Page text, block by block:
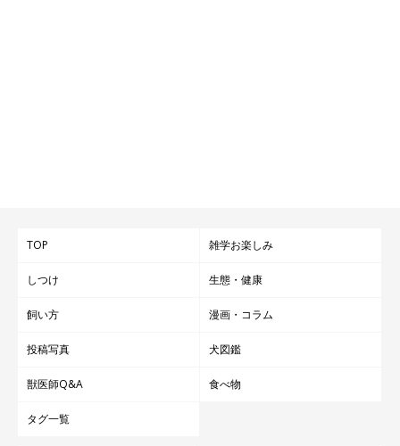
TOP 雑学お楽しみ
しつけ 生態・健康
飼い方 漫画・コラム
投稿写真 犬図鑑
獣医師Q&A 食べ物
タグ一覧